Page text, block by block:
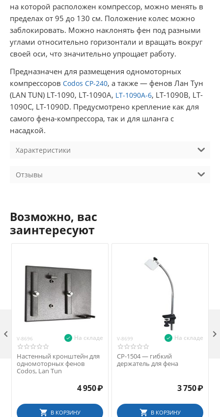
на которой расположен компрессор, можно менять в
пределах от 95 до 130 см. Положение колес можно
заблокировать. Можно наклонять фен под разными
углами относительно горизонтали и вращать вокруг
своей оси, что значительно упрощает работу.
Предназначен для размещения одномоторных
компрессоров Codos CP-240, а также — фенов Лан Тун
(LAN TUN) LT-1090, LT-1090A, LT-1090A-6, LT-1090B, LT-
1090C, LT-1090D. Предусмотрено крепление как для
самого фена-компрессора, так и для шланга с
насадкой.
Характеристики
Отзывы
Возможно, вас
заинтересуют
V-8696 На складе
Настенный кронштейн для
одномоторных фенов
Codos, Lan Tun
4 950₽
В КОРЗИНУ
V-8699 На складе
СP-1504 — гибкий
держатель для фена
3 750₽
В КОРЗИНУ
 